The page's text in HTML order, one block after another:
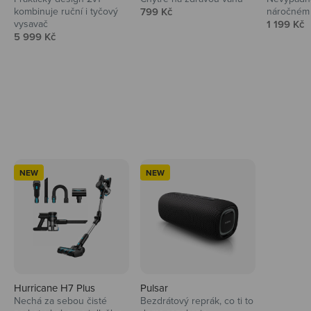
kombinuje ruční i tyčový
vysavač
Prodejní cena
5 999 Kč
Prodejní cena
799 Kč
Prodejní
1 199 Kč
NEW
Hurricane H7 Plus
Nechá za sebou čisté
NEW
Pulsar
Bezdrátový reprák, co ti to